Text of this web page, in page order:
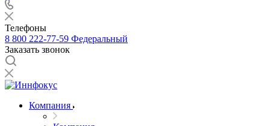
Телефоны
8 800 222-77-59 Федеральный
Заказать звонок
Компания